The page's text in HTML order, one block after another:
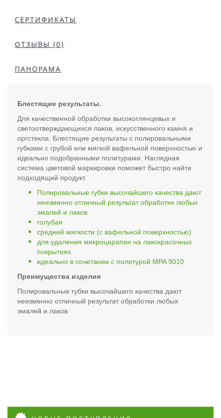
СЕРТИФИКАТЫ
ОТЗЫВЫ (0)
ПАНОРАМА
Блестящие результаты.
Для качественной обработки высокоглянцевых и
светоотверждающихся лаков, искусственного камня и
оргстекла. Блестящие результаты с полировальными
губками с грубой или мягкой вафельной поверхностью и
идеально подобранными политурами. Наглядная
система цветовой маркировки поможет быстро найти
подходящий продукт.
Полировальные губки высочайшего качества дают
неизменно отличный результат обработки любых
эмалей и лаков
голубая
средней мягкости (с вафельной поверхностью)
для удаления микроцарапин на лакокрасочных
покрытиях
идеально в сочетании с политурой MPA 9010
Преимущества изделия
Полировальные губки высочайшего качества дают
неизменно отличный результат обработки любых
эмалей и лаков